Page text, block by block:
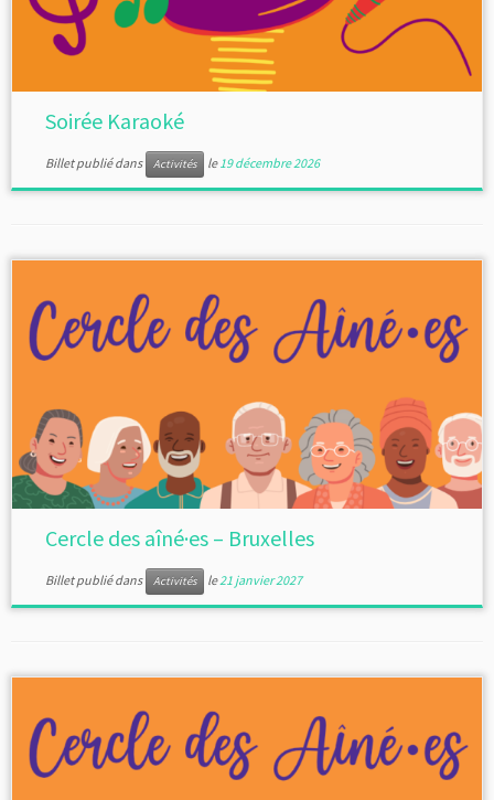
Soirée Karaoké
Billet publié dans Activités le 19 décembre 2026
Cercle des aîné·es – Bruxelles
Billet publié dans Activités le21 janvier 2027